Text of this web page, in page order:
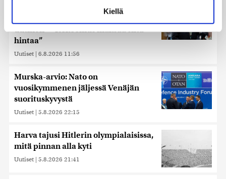
suostumustasi tai peruuttaa sen milloin vain
evästeilmoituksessa.
räätälöimiseen, sosiaalisen median ominaisuuksien
jaamme sosiaalisen median, mainosalan ja analytiikka-
alan kumppaneillemme tietoja siitä, miten käytät
sivustoamme. Kumppanimme voivat yhdistää näitä
tietoja muihin tietoihin, joita olet antanut heille tai joita on
saatetaan myös siirtää ulkomaille.
Kiellä
Keskustan Siika-aho kertoo, mikä
uutinen – ”Kokoomus maksaa siitä
hintaa”
Uutiset | 6.8.2026 11:56
Murska-arvio: Nato on
vuosikymmenen jäljessä Venäjän
suorituskyvystä
Uutiset | 5.8.2026 22:15
Harva tajusi Hitlerin olympialaisissa,
mitä pinnan alla kyti
Uutiset | 5.8.2026 21:41